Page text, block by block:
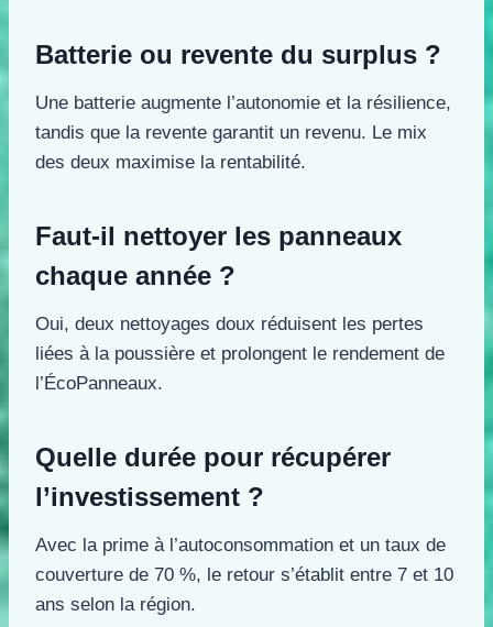
Batterie ou revente du surplus ?
Une batterie augmente l’autonomie et la résilience,
tandis que la revente garantit un revenu. Le mix
des deux maximise la rentabilité.
Faut-il nettoyer les panneaux
chaque année ?
Oui, deux nettoyages doux réduisent les pertes
liées à la poussière et prolongent le rendement de
l’ÉcoPanneaux.
Quelle durée pour récupérer
l’investissement ?
Avec la prime à l’autoconsommation et un taux de
couverture de 70 %, le retour s’établit entre 7 et 10
ans selon la région.